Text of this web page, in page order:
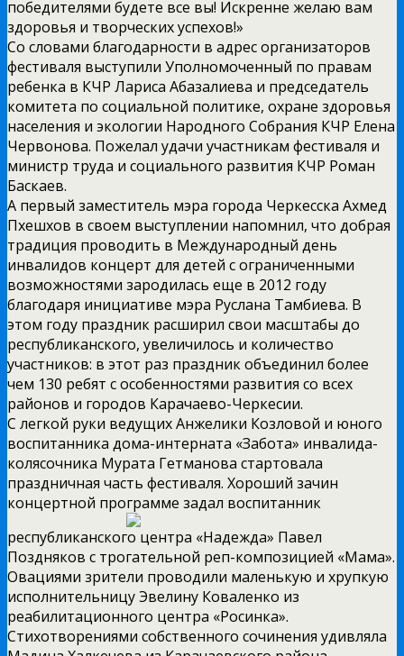
победителями будете все вы! Искренне желаю вам
здоровья и творческих успехов!»
Со словами благодарности в адрес организаторов
фестиваля выступили Уполномоченный по правам
ребенка в КЧР Лариса Абазалиева и председатель
комитета по социальной политике, охране здоровья
населения и экологии Народного Собрания КЧР Елена
Червонова. Пожелал удачи участникам фестиваля и
министр труда и социального развития КЧР Роман
Баскаев.
А первый заместитель мэра города Черкесска Ахмед
Пхешхов в своем выступлении напомнил, что добрая
традиция проводить в Международный день
инвалидов концерт для детей с ограниченными
возможностями зародилась еще в 2012 году
благодаря инициативе мэра Руслана Тамбиева. В
этом году праздник расширил свои масштабы до
республиканского, увеличилось и количество
участников: в этот раз праздник объединил более
чем 130 ребят с особенностями развития со всех
районов и городов Карачаево-Черкесии.
С легкой руки ведущих Анжелики Козловой и юного
воспитанника дома-интерната «Забота» инвалида-
колясочника Мурата Гетманова стартовала
праздничная часть фестиваля. Хороший зачин
концертной программе задал воспитанник
республиканского центра «Надежда» Павел
Поздняков с трогательной реп-композицией «Мама».
Овациями зрители проводили маленькую и хрупкую
исполнительницу Эвелину Коваленко из
реабилитационного центра «Росинка».
Стихотворениями собственного сочинения удивляла